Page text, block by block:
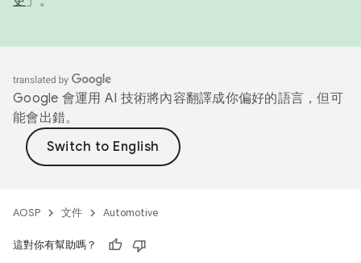
Google 會運用 AI 技術將內容翻譯成你偏好的語言，但可
能會出錯。
AOSP 文件 Automotive
這對你有幫助嗎？